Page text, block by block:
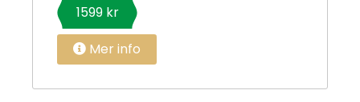
1599 kr
Mer info